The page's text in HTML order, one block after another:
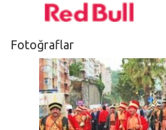
Fotoğraflar